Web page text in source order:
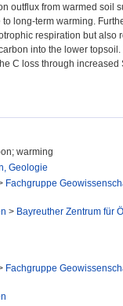
outflux from warmed soil
long-term warming.
respiration but also
into the lower
C loss through increased
warming
Geologie
Fachgruppe
> Bayreuther Zentrum für
Fachgruppe